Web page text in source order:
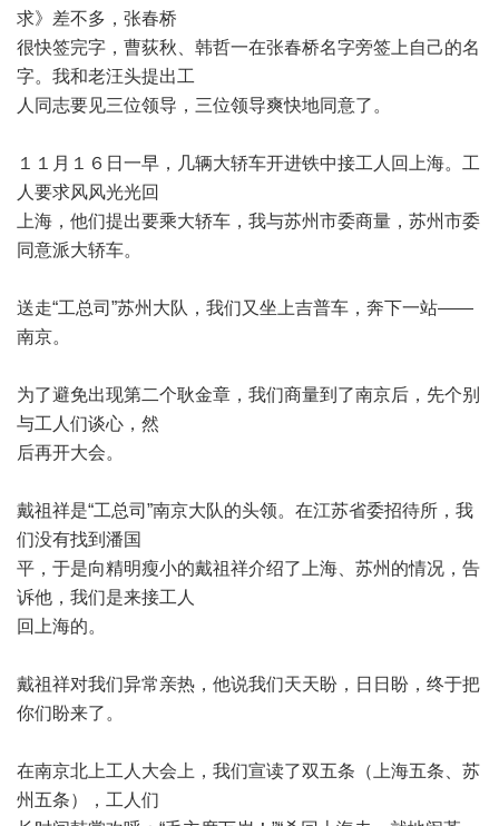
求》差不多，张春桥
很快签完字，曹荻秋、韩哲一在张春桥名字旁签上自己的名
字。我和老汪头提出工
人同志要见三位领导，三位领导爽快地同意了。
１１月１６日一早，几辆大轿车开进铁中接工人回上海。工
人要求风风光光回
上海，他们提出要乘大轿车，我与苏州市委商量，苏州市委
同意派大轿车。
送走“工总司 ”苏州大队，我们又坐上吉普车，奔下一站——
南京。
为了避免出现第二个耿金章，我们商量到了南京后，先个别
与工人们谈心，然
后再开大会。
戴祖祥是“工总司 ”南京大队的头领。在江苏省委招待所，我
们没有找到潘国
平，于是向精明瘦小的戴祖祥介绍了上海、苏州的情况，告
诉他，我们是来接工人
回上海的。
戴祖祥对我们异常亲热，他说我们天天盼，日日盼，终于把
你们盼来了。
在南京北上工人大会上，我们宣读了双五条（上海五条、苏
州五条），工人们